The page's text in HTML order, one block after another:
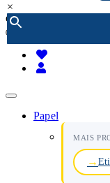
×
encomendar por
(chamada rede fixa nacional)
Papel
MAIS